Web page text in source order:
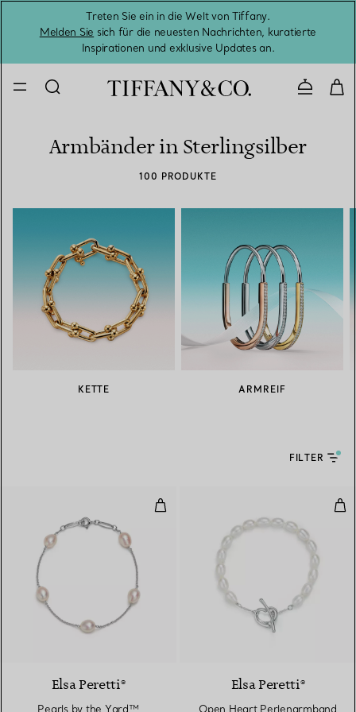
Treten Sie ein in die Welt von Tiffany.
Melden Sie sich für die neuesten Nachrichten, kuratierte
Inspirationen und exklusive Updates an.
Armbänder in Sterlingsilber
100 PRODUKTE
KETTE ARMREIF
FILTER
Pearls by the Yard™ Armband
Elsa Peretti®
Pearls by the Yard™
Elsa Peretti®
Open Heart Perlenarmband